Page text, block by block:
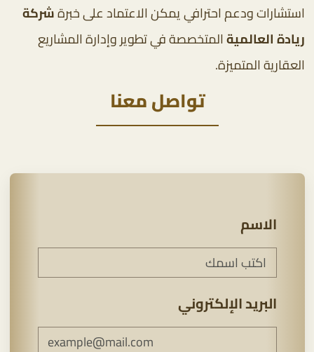
استشارات ودعم احترافي يمكن الاعتماد على خبرةشركة
ريادة العالميةالمتخصصة في تطوير وإدارة المشاريع
العقارية المتميزة.
تواصل معنا
الاسم
البريد الإلكتروني